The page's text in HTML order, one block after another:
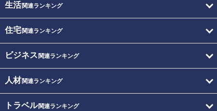
生活関連ランキング
住宅関連ランキング
ビジネス 関連ランキング
人材関連ランキング
トラベル関連ランキング